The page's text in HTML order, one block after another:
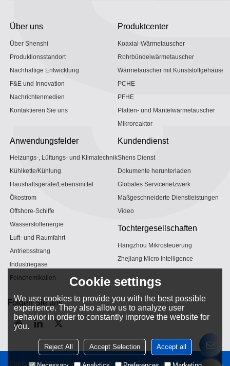
Über uns
Über Shenshi
Produktionsstandort
Nachhaltige Entwicklung
F&E und Innovation
Nachrichtenmedien
Kontaktieren Sie uns
Produktcenter
Koaxial-Wärmetauscher
Rohrbündelwärmetauscher
Wärmetauscher mit Kunststoffgehäuse
PCHE
PFHE
Platten- und Mantelwärmetauscher
Mikroreaktor
Anwendungsfelder
Heizungs-, Lüftungs- und Klimatechnik
Kühlkette/Kühlung
Haushaltsgeräte/Lebensmittel
Ökostrom
Offshore-Schiffe
Wasserstoffenergie
Luft- und Raumfahrt
Antriebsstrang
Industriegase
Feinchemikalien
Kundendienst
Shens Dienst
Dokumente herunterladen
Globales Servicenetzwerk
Maßgeschneiderte Dienstleistungen
Video
Tochtergesellschaften
Hangzhou Mikrosteuerung
Zhejiang Micro Intelligence
Folgen Sie uns
Copyright © 2026Hangzhou Shenshi Energy Conservation Technology Co.,
Cookie settings
We use cookies to provide you with the best possible
experience. They also allow us to analyze user
behavior in order to constantly improve the website for
you.
Reject All Accept Selection Accept all